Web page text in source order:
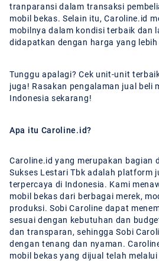
tranparansi dalam transaksi
mobil bekas. Selain itu, Caroline.id
mobilnya dalam kondisi terbaik dan
didapatkan dengan harga yang
Tunggu apalagi? Cek unit-unit
juga! Rasakan pengalaman jual beli
Indonesia sekarang!
Apa itu Caroline.id?
Caroline.id yang merupakan bagian
Sukses Lestari Tbk adalah platform
terpercaya di Indonesia. Kami
mobil bekas dari berbagai merek,
produksi. Sobi Caroline dapat
sesuai dengan kebutuhan dan
dan transparan, sehingga Sobi
dengan tenang dan nyaman.
mobil bekas yang dijual telah